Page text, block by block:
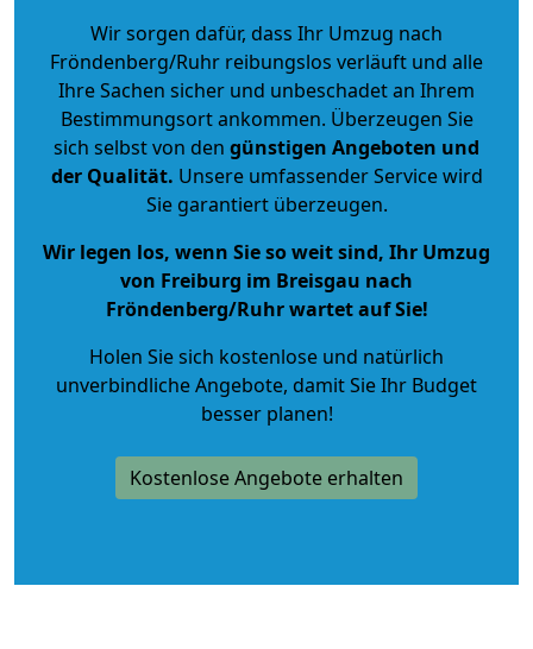
Wir sorgen dafür, dass Ihr Umzug nach
Fröndenberg/Ruhr reibungslos verläuft und alle
Ihre Sachen sicher und unbeschadet an Ihrem
Bestimmungsort ankommen. Überzeugen Sie
sich selbst von den günstigen Angeboten und
der Qualität. Unsere umfassender Service wird
Sie garantiert überzeugen.
Wir legen los, wenn Sie so weit sind, Ihr Umzug
von Freiburg im Breisgau nach
Fröndenberg/Ruhr wartet auf Sie!
Holen Sie sich kostenlose und natürlich
unverbindliche Angebote, damit Sie Ihr Budget
besser planen!
Kostenlose Angebote erhalten